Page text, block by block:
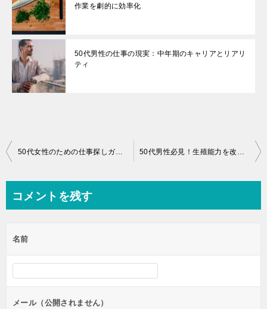
作業を劇的に効率化
50代男性の仕事の現実：中年期のキャリアとリアリ
ティ
投
ビ
ー
シ
ン
50代女性のための仕事探しガイド：資格なしでも輝ける道はここに！ 50代男性必見！生殖能力を改善する生活習慣とおすすめの健康法
コメントを残す
名前
メール（公開されません）